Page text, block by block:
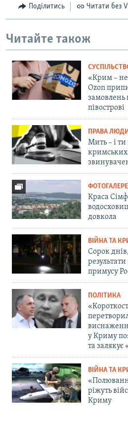
Поділитись Читати без
Читайте також
«Крим – не
Ozon
півострові
ПРАВА
Мить – і
кримських
Краса
довкола
ВІЙНА ТА
Сорок
примусу
ПОЛІТИКА
у Криму
та
ВІЙНА ТА
ріжуть
Криму